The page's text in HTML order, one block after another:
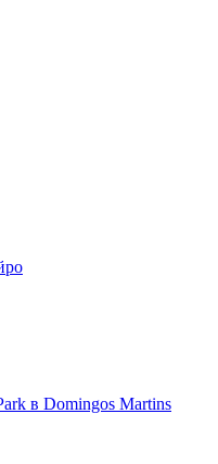
в Domingos Martins